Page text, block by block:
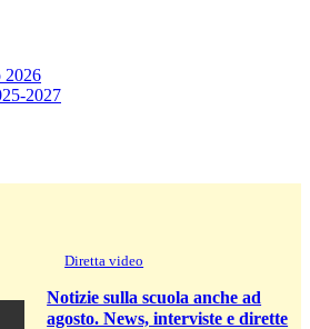
2026
2027
Diretta video
Notizie sulla scuola anche ad
agosto. News, interviste e dirette